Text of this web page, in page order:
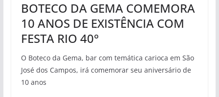
BOTECO DA GEMA COMEMORA
10 ANOS DE EXISTÊNCIA COM
FESTA RIO 40°
O Boteco da Gema, bar com temática carioca em São
José dos Campos, irá comemorar seu aniversário de
10 anos